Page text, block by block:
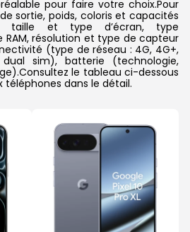
pour faire votre choix.Pour
sortie, poids, coloris et capacités
taille et type d’écran, type
résolution et type de capteur
(type de réseau : 4G, 4G+,
sim), batterie (technologie,
le tableau ci-dessous
dans le détail.